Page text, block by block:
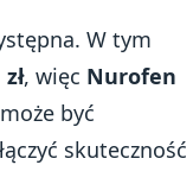
W tym
, więc Nurofen
może być
skuteczność